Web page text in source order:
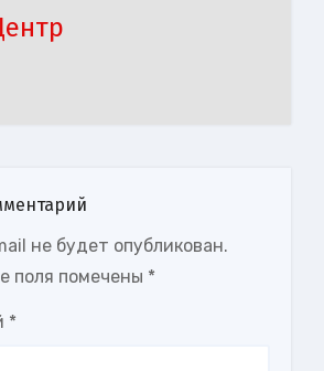
не будет опубликован.
поля помечены *
*